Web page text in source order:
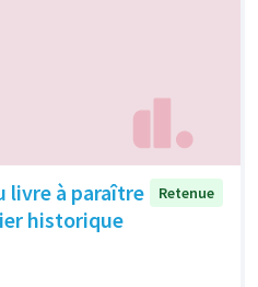
livre à paraître
historique
Retenue